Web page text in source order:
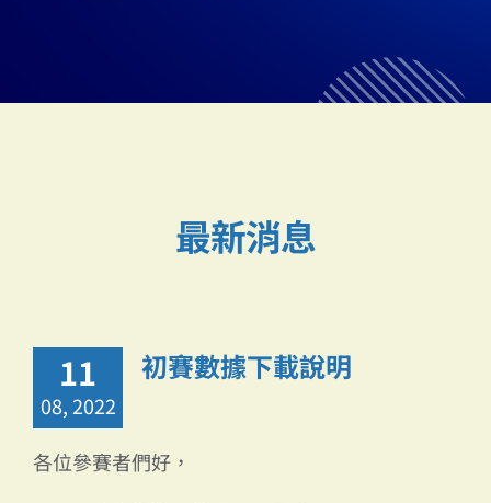
最新消息
11
08, 2022
初賽數據下載說明
各位參賽者們好，